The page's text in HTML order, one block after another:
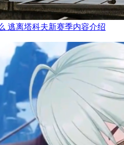
逃离塔科夫新赛季内容介绍